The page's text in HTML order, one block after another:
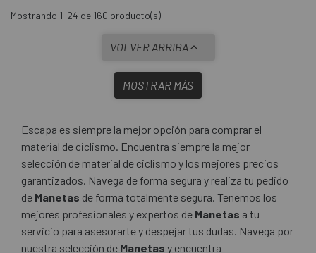
Mostrando 1-24 de 160 producto(s)
VOLVER ARRIBA
MOSTRAR MÁS
Escapa es siempre la mejor opción para comprar el
material de ciclismo. Encuentra siempre la mejor
selección de material de ciclismo y los mejores precios
garantizados. Navega de forma segura y realiza tu pedido
de Manetas de forma totalmente segura. Tenemos los
mejores profesionales y expertos de Manetas a tu
servicio para asesorarte y despejar tus dudas. Navega por
nuestra selección de Manetas y encuentra